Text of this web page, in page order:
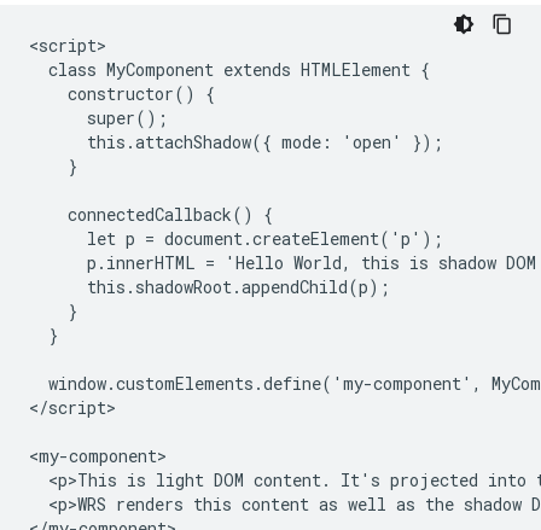
<script>
  class MyComponent extends HTMLElement {
    constructor() {
      super();
      this.attachShadow({ mode: 'open' });
    }
    connectedCallback() {
      let p = document.createElement('p');
p.innerHTML = 'Hello World, this is shadow
      this.shadowRoot.appendChild(p);
    }
  }
window.customElements.define('my-component',
</script>
<my-component>
<p>This is light DOM content. It's projected into
<p>WRS renders this content as well as the shadow